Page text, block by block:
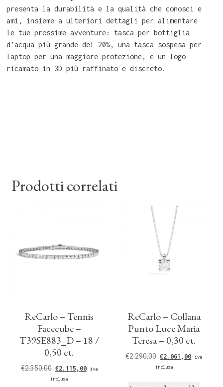
presenta la durabilità e la qualità che conosci e
ami, insieme a ulteriori dettagli per alimentare
le tue prossime avventure: tasca per bottiglia
d’acqua più grande del 20%, una tasca sospesa per
laptop per una maggiore protezione, e un logo
ricamato in 3D più raffinato e discreto.
Prodotti correlati
ReCarlo – Tennis
Facecube –
T39SE883_D – 18 /
0,50 ct.
€2.350,00 €2.115,00
iva
inclusa
ReCarlo – Collana
Punto Luce Maria
Teresa – 0,30 ct.
€2.290,00 €2.061,00
iva
inclusa